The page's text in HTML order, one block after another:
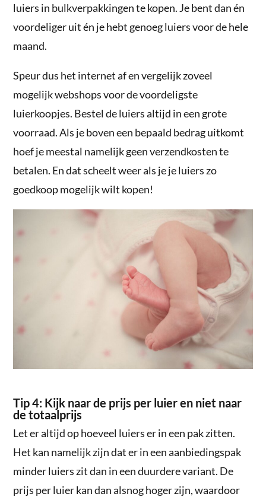
luiers in bulkverpakkingen te kopen. Je bent dan én
voordeliger uit én je hebt genoeg luiers voor de hele
maand.
Speur dus het internet af en vergelijk zoveel
mogelijk webshops voor de voordeligste
luierkoopjes. Bestel de luiers altijd in een grote
voorraad. Als je boven een bepaald bedrag uitkomt
hoef je meestal namelijk geen verzendkosten te
betalen. En dat scheelt weer als je je luiers zo
goedkoop mogelijk wilt kopen!
Tip 4: Kijk naar de prijs per luier en niet naar
de totaalprijs
Let er altijd op hoeveel luiers er in een pak zitten.
Het kan namelijk zijn dat er in een aanbiedingspak
minder luiers zit dan in een duurdere variant. De
prijs per luier kan dan alsnog hoger zijn, waardoor